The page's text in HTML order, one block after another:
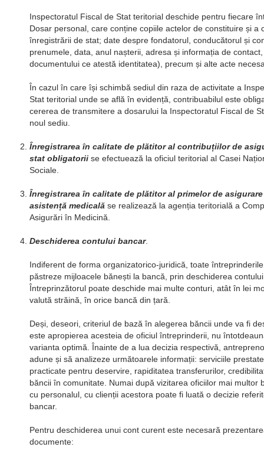
Inspectoratul Fiscal de Stat teritorial deschide pentru fiecare
Dosar personal, care conține copiile actelor de constituire și a
înregistrării de stat; date despre fondatorul, conducătorul și
prenumele, data, anul nașterii, adresa și informația de
documentului ce atestă identitatea), precum și alte acte
În cazul în care își schimbă sediul din raza de activitate a
Stat teritorial unde se află în evidență, contribuabilul este
cererea de transmitere a dosarului la Inspectoratul Fiscal de
noul sediu.
Înregistrarea în calitate de plătitor al contribuțiilor de
stat obligatorii se efectuează la oficiul teritorial al Casei
Sociale.
Înregistrarea în calitate de plătitor al primelor de
asistență medicală se realizează la agenția teritorială a
Asigurări în Medicină.
Deschiderea contului bancar.
Indiferent de forma organizatorico-juridică, toate
păstreze mijloacele bănești la bancă, prin deschiderea
Întreprinzătorul poate deschide mai multe conturi, atât în lei
valută străină, în orice bancă din țară.
Deși, deseori, criteriul de bază în alegerea băncii unde va fi
este apropierea acesteia de oficiul întreprinderii, nu
varianta optimă. Înainte de a lua decizia respectivă,
adune și să analizeze următoarele informații: serviciile
practicate pentru deservire, rapiditatea transferurilor,
băncii în comunitate. Numai după vizitarea oficiilor mai multor
cu personalul, cu clienții acestora poate fi luată o decizie
bancar.
Pentru deschiderea unui cont curent este necesară
documente: